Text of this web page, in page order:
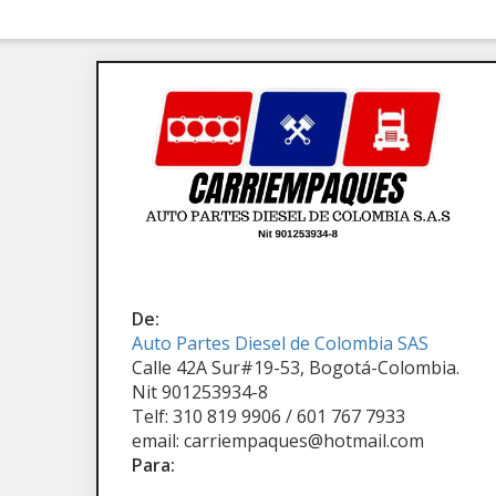
De:
Auto Partes Diesel de Colombia SAS
Calle 42A Sur#19-53, Bogotá-Colombia.
Nit 901253934-8
Telf: 310 819 9906 / 601 767 7933
email: carriempaques@hotmail.com
Para: